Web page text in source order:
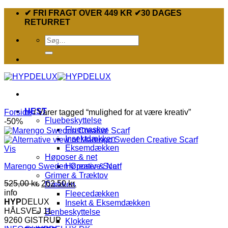
Fortsæt✔ FRI FRAGT OVER 449 KR ✔30 DAGES
RETURRET
Søg
efter:
HEST
Fluebeskyttelse
Fluemasker
Insektdækken
Eksemdækken
Høposer & net
Høposer & Net
Grimer & Træktov
Dækken
Fleecedækken
Insekt & Eksemdækken
Benbeskyttelse
Klokker
Forside /Varer tagged “mulighed for at være kreativ”
-50%
Vis
Marengo Sweden Creative Scarf
525,00kr. Den
oprindelige
pris
var:
525,00 kr..
262,50kr.
aktuelle
pris
er:
262,50 kr..
info
HYPDELUX
HÅLSVEJ 11
9260 GISTRUP